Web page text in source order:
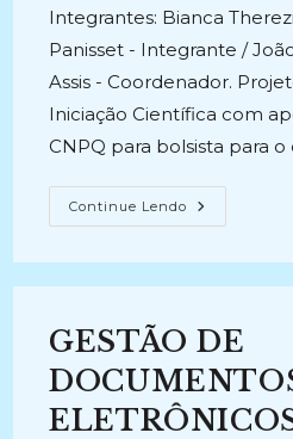
Integrantes: Bianca
Panisset - Integrante /
Assis - Coordenador.
Iniciação Científica com
CNPQ para bolsista para
Continue Lendo
ECLESIAL
E
Constituição
De
Memórias
Religiosas
(2006-
2007)
GESTÃO DE